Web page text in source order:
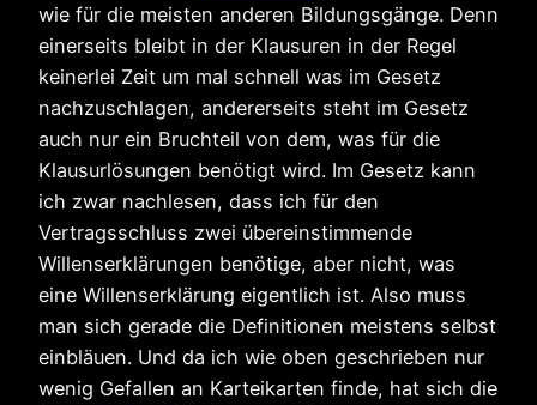
wie für die meisten anderen Bildungsgänge. Denn
einerseits bleibt in der Klausuren in der Regel
keinerlei Zeit um mal schnell was im Gesetz
nachzuschlagen, andererseits steht im Gesetz
auch nur ein Bruchteil von dem, was für die
Klausurlösungen benötigt wird. Im Gesetz kann
ich zwar nachlesen, dass ich für den
Vertragsschluss zwei übereinstimmende
Willenserklärungen benötige, aber nicht, was
eine Willenserklärung eigentlich ist. Also muss
man sich gerade die Definitionen meistens selbst
einbläuen. Und da ich wie oben geschrieben nur
wenig Gefallen an Karteikarten finde, hat sich die